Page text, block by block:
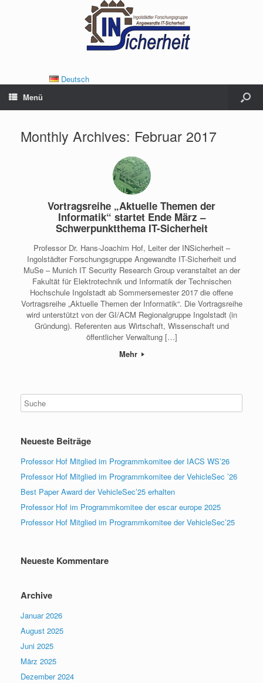
Deutsch
Menü
Monthly Archives: Februar 2017
Vortragsreihe „Aktuelle Themen der
Informatik“ startet Ende März –
Schwerpunktthema IT-Sicherheit
Professor Dr. Hans-Joachim Hof, Leiter der INSicherheit –
Ingolstädter Forschungsgruppe Angewandte IT-Sicherheit und
MuSe – Munich IT Security Research Group veranstaltet an der
Fakultät für Elektrotechnik und Informatik der Technischen
Hochschule Ingolstadt ab Sommersemester 2017 die offene
Vortragsreihe „Aktuelle Themen der Informatik“. Die Vortragsreihe
wird unterstützt von der GI/ACM Regionalgruppe Ingolstadt (in
Gründung). Referenten aus Wirtschaft, Wissenschaft und
öffentlicher Verwaltung […]
Mehr
Neueste Beiträge
Professor Hof Mitglied im Programmkomitee der IACS WS’26
Professor Hof Mitglied im Programmkomitee der VehicleSec ’26
Best Paper Award der VehicleSec’25 erhalten
Professor Hof im Programmkomitee der escar europe 2025
Professor Hof Mitglied im Programmkomitee der VehicleSec’25
Neueste Kommentare
Archive
Januar 2026
August 2025
Juni 2025
März 2025
Dezember 2024